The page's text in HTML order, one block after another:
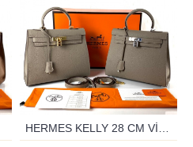
HERMES KELLY 28 CM VİZON